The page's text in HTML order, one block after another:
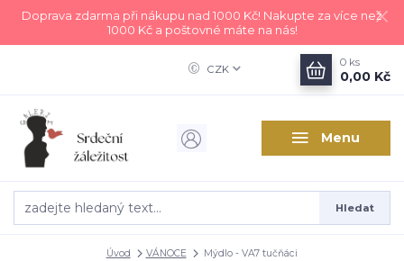
Doprava zdarma při nákupu nad 1000 Kč! Nakupte za více než
1000 Kč a poštovné máte na nás!
Menu
CZK
Hledat
0 ks
0,00 Kč
Úvod VÁNOCE Mýdlo - VA7 tučňáci